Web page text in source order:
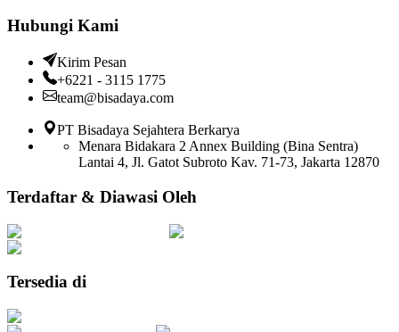
Hubungi Kami
Kirim Pesan
+6221 - 3115 1775
team@bisadaya.com
PT Bisadaya Sejahtera Berkarya
Menara Bidakara 2 Annex Building (Bina Sentra)
Lantai 4, Jl. Gatot Subroto Kav. 71-73, Jakarta 12870
Terdaftar & Diawasi Oleh
Tersedia di